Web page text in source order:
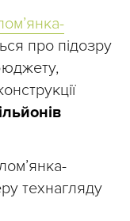
про підозру
технагляду